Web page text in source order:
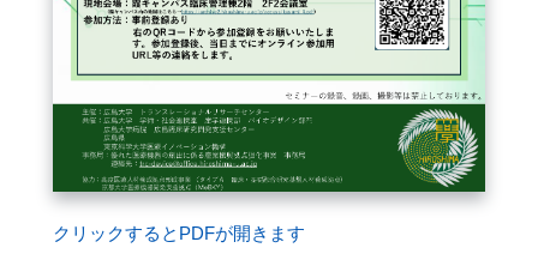
閉じる
クリックするとPDFが開きます